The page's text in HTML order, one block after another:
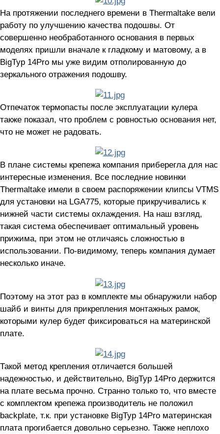
На протяжении последнего времени в Thermaltake вели
работу по улучшению качества подошвы. От
совершенно необработанного основания в первых
моделях пришли вначале к гладкому и матовому, а в
BigTyp 14Pro мы уже видим отполированную до
зеркального отражения подошву.
Отпечаток термопасты после эксплуатации кулера
также показал, что проблем с ровностью основания нет,
что не может не радовать.
В плане системы крепежа компания приберегла для нас
интересные изменения. Все последние новинки
Thermaltake имели в своем распоряжении клипсы VTMS
для установки на LGA775, которые прикручивались к
нижней части системы охлаждения. На наш взгляд,
такая система обеспечивает оптимальный уровень
прижима, при этом не отличаясь сложностью в
использовании. По-видимому, теперь компания думает
несколько иначе.
Поэтому на этот раз в комплекте мы обнаружили набор
шайб и винты для прикрепления монтажных рамок,
которыми кулер будет фиксироваться на материнской
плате.
Такой метод крепления отличается большей
надежностью, и действительно, BigTyp 14Pro держится
на плате весьма прочно. Странно только то, что вместе
с комплектом крепежа производитель не положил
backplate, т.к. при установке BigTyp 14Pro материнская
плата прогибается довольно серьезно. Также неплохо